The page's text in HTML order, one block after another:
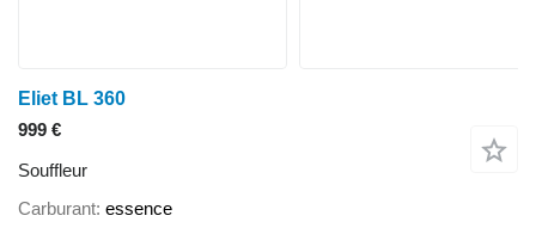
Eliet BL 360
999 €
Souffleur
Carburant essence